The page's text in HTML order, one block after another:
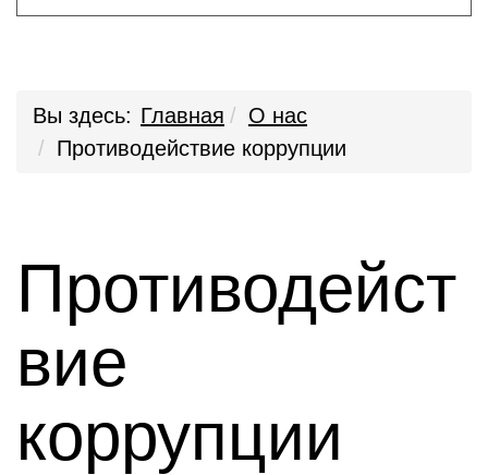
Вы здесь: Главная
О нас
Противодействие коррупции
Противодейст
вие
коррупции